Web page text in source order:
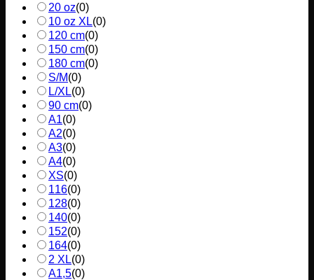
20 oz(0)
10 oz XL(0)
120 cm(0)
150 cm(0)
180 cm(0)
S/M(0)
L/XL(0)
90 cm(0)
A1(0)
A2(0)
A3(0)
A4(0)
XS(0)
116(0)
128(0)
140(0)
152(0)
164(0)
2 XL(0)
A1,5(0)